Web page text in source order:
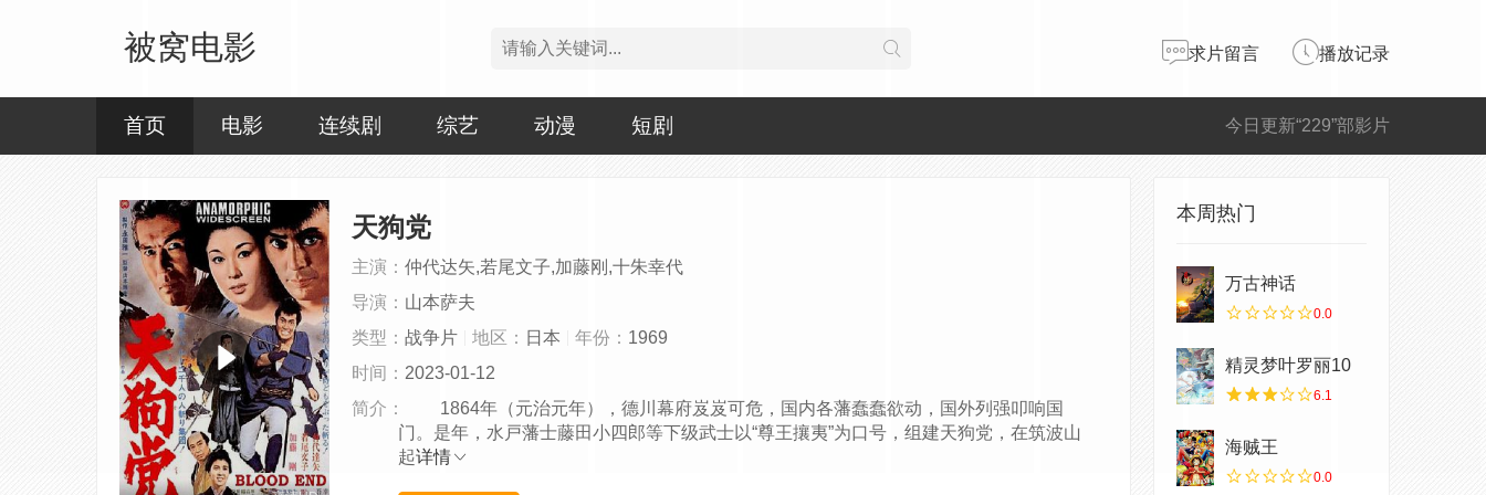
被窝电影 求片留言 播放记录
今日更新“229”部影片
首页 电影 连续剧 综艺 动漫 短剧
天狗党
主演： 仲代达矢,若尾文子,加藤刚,十朱幸代
导演： 山本萨夫
类型： 战争片 地区： 日本 年份： 1969
时间： 2023-01-12
简介：
1864年（元治元年），德川幕府岌岌可危，国内各藩蠢蠢欲动，国外列强叩响国
门。是年，水戸藩士藤田小四郎等下级武士以“尊王攘夷”为口号，组建天狗党，在筑波山
起详情
本周热门
万古神话
0.0
精灵梦叶罗丽10
6.1
海贼王
0.0